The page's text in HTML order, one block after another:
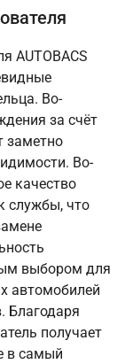
AUTOBACS
Во-
за счёт
заметно
Во-
качество
службы, что
выбором для
автомобилей
Благодаря
получает
в самый